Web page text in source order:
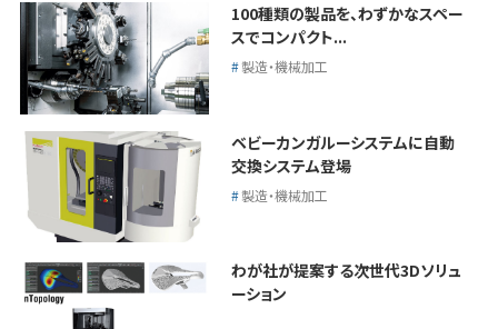
100種類の製品を、わずかなスペー
スでコンパクト...
製造・機械加工
ベビーカンガルーシステムに自動
交換システム登場
製造・機械加工
わが社が提案する次世代3Dソリュ
ーション